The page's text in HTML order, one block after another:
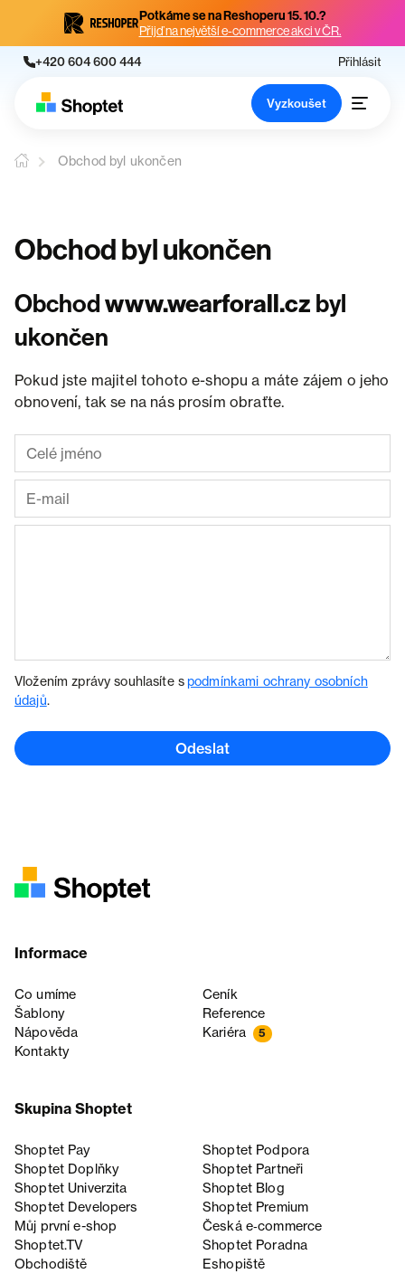
Potkáme se na Reshoperu 15. 10.?
Přijď na největší e-commerce akci v ČR.
+420 604 600 444 Přihlásit
Vyzkoušet
Obchod byl ukončen
Obchod byl ukončen
Obchodwww.wearforall.cz byl
ukončen
Pokud jste majitel tohoto e-shopu a máte zájem o jeho
obnovení, tak se na nás prosím obraťte.
Vložením zprávy souhlasíte spodmínkami ochrany osobních
údajů.
Odeslat
Informace
Co umíme
Ceník
Šablony
Reference
Nápověda
Kariéra 5
Kontakty
Skupina Shoptet
Shoptet Pay
Shoptet Podpora
Shoptet Doplňky
Shoptet Partneři
Shoptet Univerzita
Shoptet Blog
Shoptet Developers
Shoptet Premium
Můj první e-shop
Česká e‑commerce
Shoptet.TV
Shoptet Poradna
Obchodiště
Eshopiště